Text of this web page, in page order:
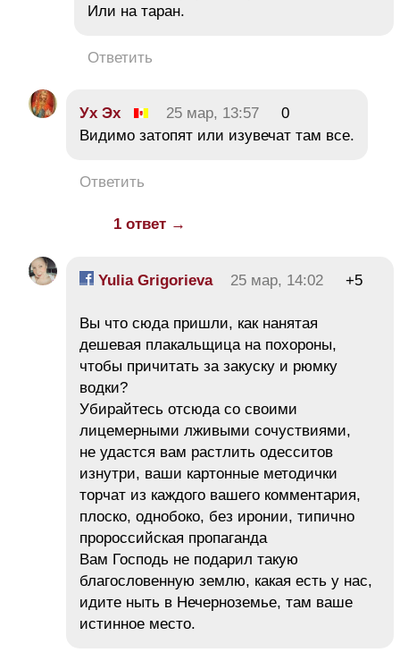
Или на таран.
Ответить
Ух Эх 25 мар, 13:57
0
Видимо затопят или изувечат там все.
Ответить
1 ответ →
Yulia Grigorieva 25 мар, 14:02 +5
Вы что сюда пришли, как нанятая
дешевая плакальщица на похороны,
чтобы причитать за закуску и рюмку
водки?
Убирайтесь отсюда со своими
лицемерными лживыми сочуствиями,
не удастся вам растлить одесситов
изнутри, ваши картонные методички
торчат из каждого вашего комментария,
плоско, однобоко, без иронии, типично
пророссийская пропаганда
Вам Господь не подарил такую
благословенную землю, какая есть у нас,
идите ныть в Нечерноземье, там ваше
истинное место.